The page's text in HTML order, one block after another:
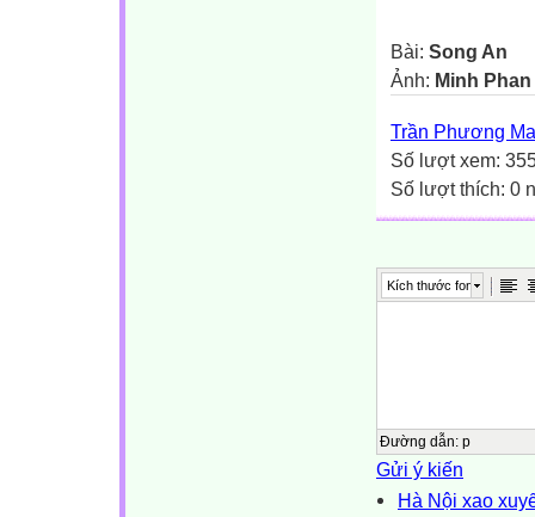
Bài: Song An
Ảnh: Minh Phan
Trần Phương
Số lượt xem:
Số lượt thích: 0
Kích thước font
Đường dẫn: p
Gửi ý kiến
Hà Nội xao